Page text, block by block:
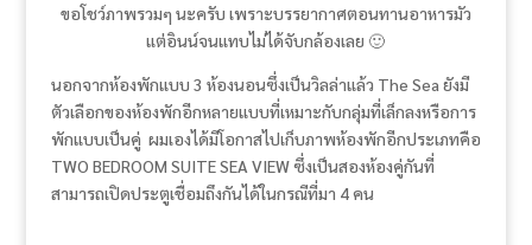
ขอโชว์ภาพรวมๆ นะครับ เพราะบรรยากาศตอนทานอาหารมัว
แต่อินน์จนแทบไม่ได้จับกล้องเลย 🙂
นอกจากห้องพักแบบ 3 ห้องนอนซึ่งเป็นวิลล่าแล้ว The Sea ยังมี
ตัวเลือกของห้องพักอีกหลายแบบที่เหมาะกับกลุ่มที่เล็กลงหรือการ
พักแบบเป็นคู่ ผมเองได้มีโอกาสไปเก็บภาพห้องพักอีกประเภทคือ
TWO BEDROOM SUITE SEA VIEW ซึ่งเป็นสองห้องคู่กันที่
สามารถเปิดประตูเชื่อมถึงกันได้ในกรณีที่มา 4 คน